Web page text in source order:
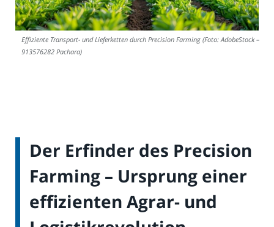
Effiziente Transport- und Lieferketten durch Precision Farming (Foto: AdobeStock –
913576282 Pachara)
Der Erfinder des Precision
Farming – Ursprung einer
effizienten Agrar- und